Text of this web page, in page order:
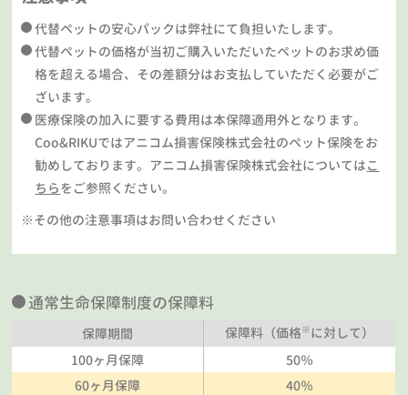
代替ペットの安心パックは弊社にて負担いたします。
代替ペットの価格が当初ご購入いただいたペットのお求め価
格を超える場合、その差額分はお支払していただく必要がご
ざいます。
医療保険の加入に要する費用は本保障適用外となります。
Coo&RIKUではアニコム損害保険株式会社のペット保険をお
勧めしております。アニコム損害保険株式会社についてはこ
ちらをご参照ください。
※その他の注意事項はお問い合わせください
通常生命保障制度の保障料
保障期間 保障料（価格※に対して）
100ヶ月保障
50％
60ヶ月保障
40％